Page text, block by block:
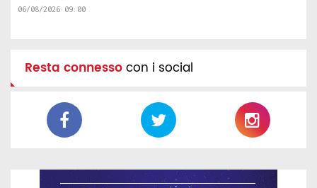
06/08/2026 09:00
Resta connessocon i social